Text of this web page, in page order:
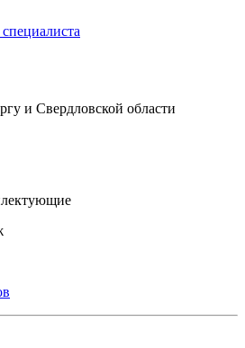
и Свердловской области